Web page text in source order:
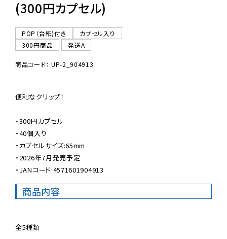
(300円カプセル)
POP（台紙)付き
カプセル入り
300円商品
発送A
商品コード： UP-2_904913
便利なクリップ！
・300円カプセル
・40個入り
・カプセルサイズ:65mm
・2026年7月発売予定
・JANコード:4571601904913
商品内容
全5種類